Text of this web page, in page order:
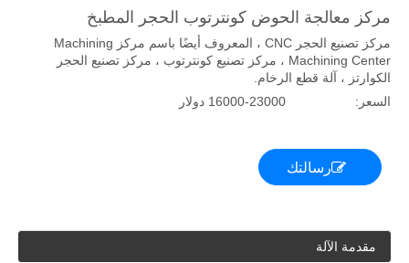
مركز معالجة الحوض كونترتوب الحجر المطبخ
مركز تصنيع الحجر CNC ، المعروف أيضًا باسم مركز Machining
Machining Center ، مركز تصنيع كونترتوب ، مركز تصنيع الحجر
الكوارتز ، آلة قطع الرخام.
السعر:
16000-23000 دولار
رسالتك
مقدمة الآلة